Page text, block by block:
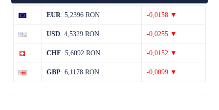
EUR: 5,2396 RON -0,0158 ▼
USD: 4,5329 RON -0,0255 ▼
CHF: 5,6092 RON -0,0152 ▼
GBP: 6,1178 RON -0,0099 ▼